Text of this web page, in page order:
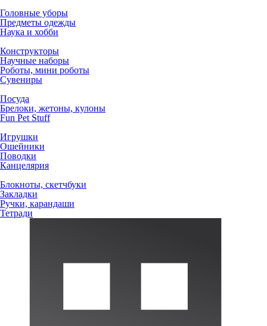
Головные уборы
Предметы одежды
Наука и хобби
Конструкторы
Научные наборы
Роботы, мини роботы
Сувениры
Посуда
Брелоки, жетоны, кулоны
Fun Pet Stuff
Игрушки
Ошейники
Поводки
Канцелярия
Блокноты, скетчбуки
Закладки
Ручки, карандаши
Тетради